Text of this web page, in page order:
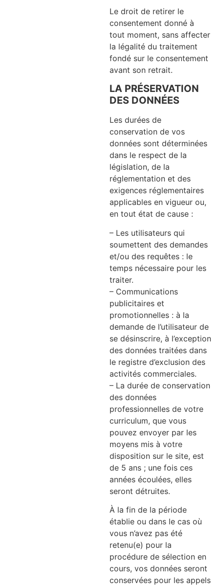
Le droit de retirer le
consentement donné à
tout moment, sans affecter
la légalité du traitement
fondé sur le consentement
avant son retrait.
LA PRÉSERVATION
DES DONNÉES
Les durées de
conservation de vos
données sont déterminées
dans le respect de la
législation, de la
réglementation et des
exigences réglementaires
applicables en vigueur ou,
en tout état de cause :
– Les utilisateurs qui
soumettent des demandes
et/ou des requêtes : le
temps nécessaire pour les
traiter.
– Communications
publicitaires et
promotionnelles : à la
demande de l’utilisateur de
se désinscrire, à l’exception
des données traitées dans
le registre d’exclusion des
activités commerciales.
– La durée de conservation
des données
professionnelles de votre
curriculum, que vous
pouvez envoyer par les
moyens mis à votre
disposition sur le site, est
de 5 ans ; une fois ces
années écoulées, elles
seront détruites.
À la fin de la période
établie ou dans le cas où
vous n’avez pas été
retenu(e) pour la
procédure de sélection en
cours, vos données seront
conservées pour les appels